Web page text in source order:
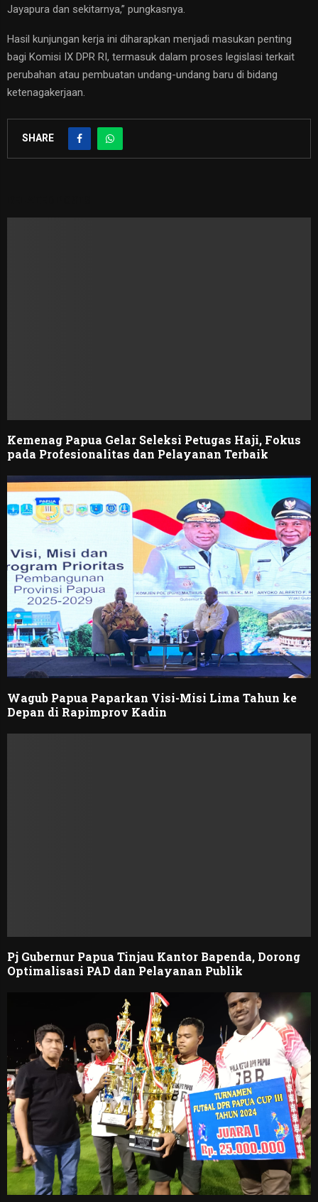
Jayapura dan sekitarnya,” pungkasnya.
​Hasil kunjungan kerja ini diharapkan menjadi masukan penting
bagi Komisi IX DPR RI, termasuk dalam proses legislasi terkait
perubahan atau pembuatan undang-undang baru di bidang
ketenagakerjaan.
SHARE
Kemenag Papua Gelar Seleksi Petugas Haji, Fokus
pada Profesionalitas dan Pelayanan Terbaik
Wagub Papua Paparkan Visi-Misi Lima Tahun ke
Depan di Rapimprov Kadin ‎
Pj Gubernur Papua Tinjau Kantor Bapenda, Dorong
Optimalisasi PAD dan Pelayanan Publik